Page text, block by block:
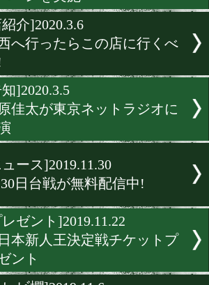
[告知]2020.6.6
東日本ボクシング協会がイ
[マジック]2020.4.25
ジロリアン陸のマジックシ
[告知]2020.3.16
ジアクロがアスリート応援
ンペーンを実施
[店紹介]2020.3.6
関西へ行ったらこの店に行